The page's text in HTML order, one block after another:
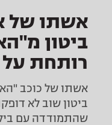
אשתו של
ביטון
רותחת על
"יש פה
שמאוהב"
אשתו של כוכב
ביטון שוב לא
שהתמודדה עם